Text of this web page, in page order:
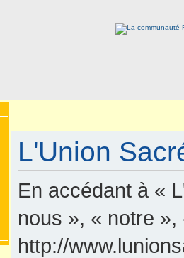
L'Union
En accédant à «
nous », « notre
http://